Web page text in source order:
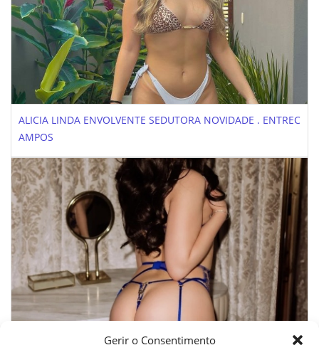
Gerir o Consentimento
ALICIA LINDA ENVOLVENTE SEDUTORA NOVIDADE . ENTREC
AMPOS